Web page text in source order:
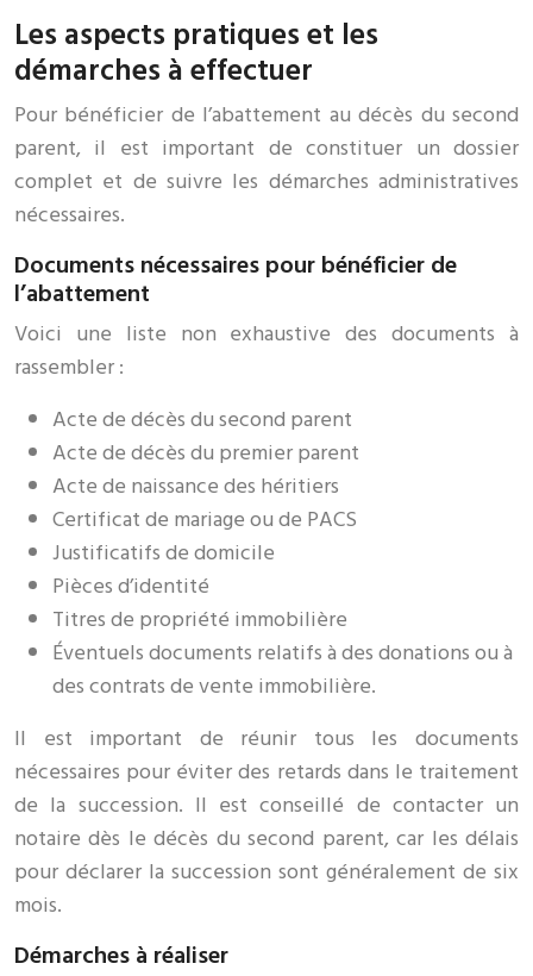
Les aspects pratiques et les
démarches à effectuer
Pour bénéficier de l’abattement au décès du second
parent, il est important de constituer un dossier
complet et de suivre les démarches administratives
nécessaires.
Documents nécessaires pour bénéficier de
l’abattement
Voici une liste non exhaustive des documents à
rassembler :
Acte de décès du second parent
Acte de décès du premier parent
Acte de naissance des héritiers
Certificat de mariage ou de PACS
Justificatifs de domicile
Pièces d’identité
Titres de propriété immobilière
Éventuels documents relatifs à des donations ou à
des contrats de vente immobilière.
Il est important de réunir tous les documents
nécessaires pour éviter des retards dans le traitement
de la succession. Il est conseillé de contacter un
notaire dès le décès du second parent, car les délais
pour déclarer la succession sont généralement de six
mois.
Démarches à réaliser